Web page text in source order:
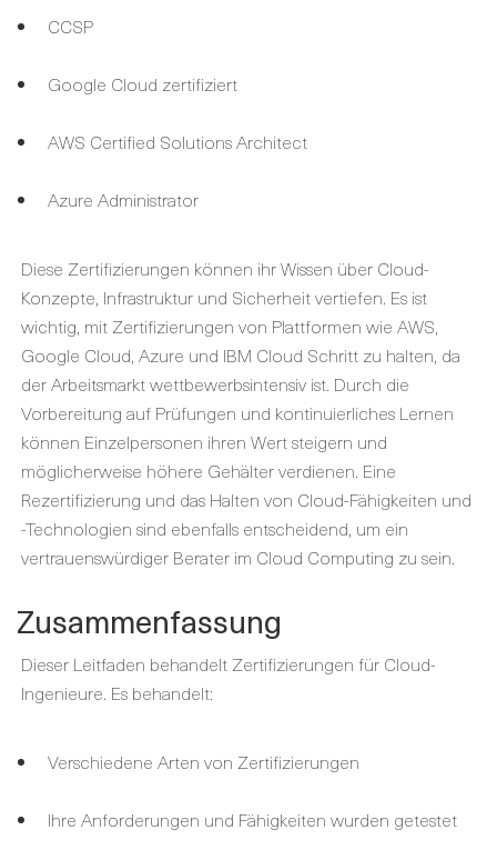
CCSP
Google Cloud zertifiziert
AWS Certified Solutions Architect
Azure Administrator
Diese Zertifizierungen können ihr Wissen über Cloud-
Konzepte, Infrastruktur und Sicherheit vertiefen. Es ist
wichtig, mit Zertifizierungen von Plattformen wie AWS,
Google Cloud, Azure und IBM Cloud Schritt zu halten, da
der Arbeitsmarkt wettbewerbsintensiv ist. Durch die
Vorbereitung auf Prüfungen und kontinuierliches Lernen
können Einzelpersonen ihren Wert steigern und
möglicherweise höhere Gehälter verdienen. Eine
Rezertifizierung und das Halten von Cloud-Fähigkeiten und
-Technologien sind ebenfalls entscheidend, um ein
vertrauenswürdiger Berater im Cloud Computing zu sein.
Zusammenfassung
Dieser Leitfaden behandelt Zertifizierungen für Cloud-
Ingenieure. Es behandelt:
Verschiedene Arten von Zertifizierungen
Ihre Anforderungen und Fähigkeiten wurden getestet